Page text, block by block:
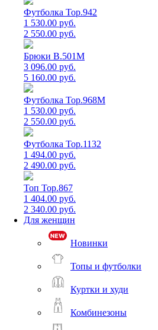
Футболка Top.942
1 530.00 руб.
2 550.00 руб.
Брюки B.501M
3 096.00 руб.
5 160.00 руб.
Футболка Top.968M
1 530.00 руб.
2 550.00 руб.
Футболка Top.1132
1 494.00 руб.
2 490.00 руб.
Топ Top.867
1 404.00 руб.
2 340.00 руб.
Для женщин
Новинки
Топы и футболки
Куртки и худи
Комбинезоны